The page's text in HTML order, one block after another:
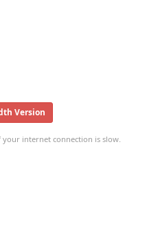
Version
internet connection is slow.